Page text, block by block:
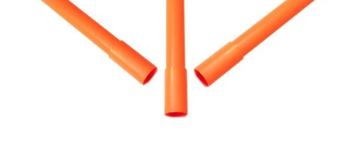
TIL HUNDEFØREREN
TIL BILEN